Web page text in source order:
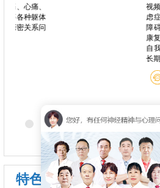
、
体
问
视频反馈干
虑症、抑郁
障碍、躯体
康复期支持
自我认知提
特色诊疗